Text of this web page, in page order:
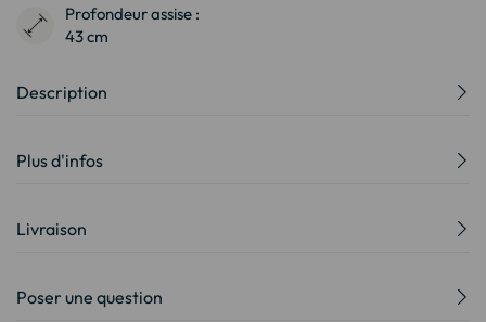
Profondeur assise :
43 cm
Description
Plus d'infos
Livraison
Poser une question